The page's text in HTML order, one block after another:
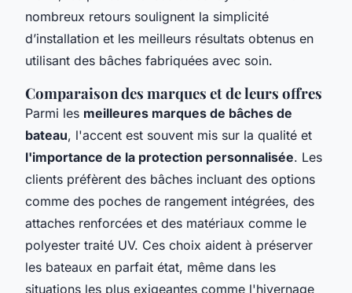
nombreux retours soulignent la simplicité
d’installation et les meilleurs résultats obtenus en
utilisant des bâches fabriquées avec soin.
Comparaison des marques et de leurs offres
Parmi les meilleures marques de bâches de
bateau, l'accent est souvent mis sur la qualité et
l'importance de la protection personnalisée. Les
clients préfèrent des bâches incluant des options
comme des poches de rangement intégrées, des
attaches renforcées et des matériaux comme le
polyester traité UV. Ces choix aident à préserver
les bateaux en parfait état, même dans les
situations les plus exigeantes comme l'hivernage